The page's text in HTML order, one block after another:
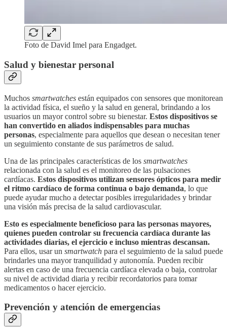
Foto de David Imel para Engadget.
Salud y bienestar personal
Muchos smartwatches están equipados con sensores que monitorean
la actividad física, el sueño y la salud en general, brindando a los
usuarios un mayor control sobre su bienestar. Estos dispositivos se
han convertido en aliados indispensables para muchas
personas, especialmente para aquellos que desean o necesitan tener
un seguimiento constante de sus parámetros de salud.
Una de las principales características de los smartwatches
relacionada con la salud es el monitoreo de las pulsaciones
cardíacas. Estos dispositivos utilizan sensores ópticos para medir
el ritmo cardíaco de forma continua o bajo demanda, lo que
puede ayudar mucho a detectar posibles irregularidades y brindar
una visión más precisa de la salud cardiovascular.
Esto es especialmente beneficioso para las personas mayores,
quienes pueden controlar su frecuencia cardíaca durante las
actividades diarias, el ejercicio e incluso mientras descansan.
Para ellos, usar un smartwatch para el seguimiento de la salud puede
brindarles una mayor tranquilidad y autonomía. Pueden recibir
alertas en caso de una frecuencia cardíaca elevada o baja, controlar
su nivel de actividad diaria y recibir recordatorios para tomar
medicamentos o hacer ejercicio.
Prevención y atención de emergencias